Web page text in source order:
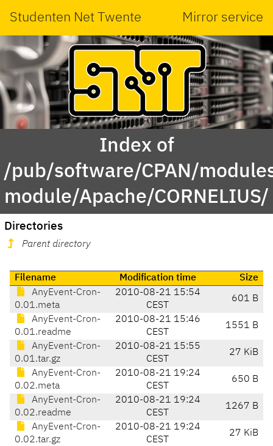
Studenten Net Twente Mirror service
Index of
/pub/software/CPAN/
module/Apache/CORNELIUS/
Directories
Parent directory
Filename Modification time
Size
AnyEvent-Cron-
0.01.meta
2010-08-21 15:54
CEST
601 B
AnyEvent-Cron-
0.01.readme
2010-08-21 15:46
CEST
1551 B
AnyEvent-Cron-
0.01.tar.gz
2010-08-21 15:55
CEST
27 KiB
AnyEvent-Cron-
0.02.meta
2010-08-21 19:24
CEST
650 B
AnyEvent-Cron-
0.02.readme
2010-08-21 19:24
CEST
1267 B
AnyEvent-Cron-
0.02.tar.gz
2010-08-21 19:24
CEST
27 KiB